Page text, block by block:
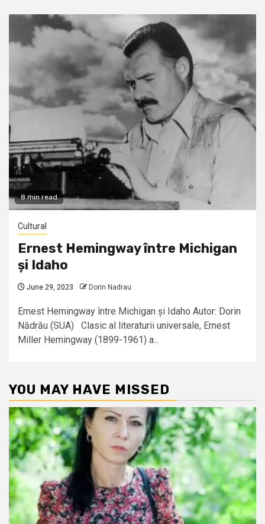
8 min read
Cultural
Ernest Hemingway între Michigan
și Idaho
June 29, 2023 Dorin Nadrau
Ernest Hemingway între Michigan și Idaho Autor: Dorin
Nădrău (SUA) Clasic al literaturii universale, Ernest
Miller Hemingway (1899-1961) a...
YOU MAY HAVE MISSED